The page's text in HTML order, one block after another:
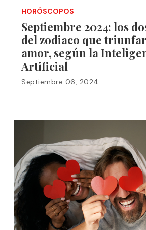
HORÓSCOPOS
Septiembre 2024: los
del zodiaco que
amor, según la
Artificial
Septiembre 06, 2024